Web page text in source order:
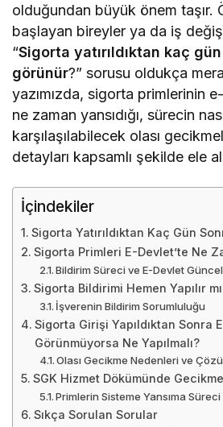
olduğundan büyük önem taşır.
başlayan bireyler ya da iş
“Sigorta yatırıldıktan kaç
görünür?” sorusu oldukça
yazımızda, sigorta primlerinin
ne zaman yansıdığı, sürecin
karşılaşılabilecek olası
detayları kapsamlı şekilde ele
İçindekiler
Sigorta Yatırıldıktan Kaç Gün
Sigorta Primleri E-Devlet’te Ne
Bildirim Süreci ve E-Devlet
Sigorta Bildirimi Hemen Yapılır
İşverenin Bildirim Sorumluluğu
Sigorta Girişi Yapıldıktan Sonra
Görünmüyorsa Ne Yapılmalı?
Olası Gecikme Nedenleri ve
SGK Hizmet Dökümünde
Primlerin Sisteme Yansıma Süreci
Sıkça Sorulan Sorular